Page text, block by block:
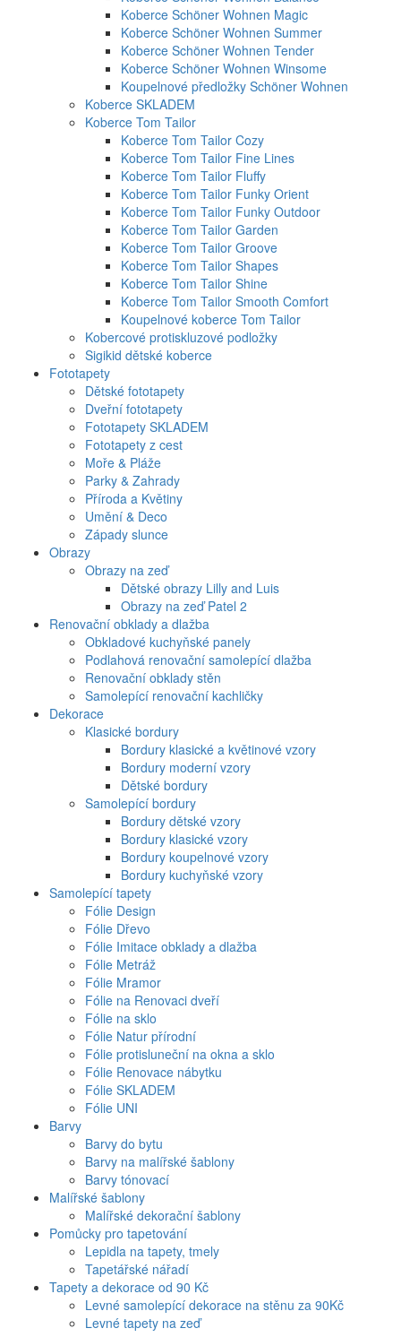
Koberce Schöner Wohnen Magic
Koberce Schöner Wohnen Summer
Koberce Schöner Wohnen Tender
Koberce Schöner Wohnen Winsome
Koupelnové předložky Schöner Wohnen
Koberce SKLADEM
Koberce Tom Tailor
Koberce Tom Tailor Cozy
Koberce Tom Tailor Fine Lines
Koberce Tom Tailor Fluffy
Koberce Tom Tailor Funky Orient
Koberce Tom Tailor Funky Outdoor
Koberce Tom Tailor Garden
Koberce Tom Tailor Groove
Koberce Tom Tailor Shapes
Koberce Tom Tailor Shine
Koberce Tom Tailor Smooth Comfort
Koupelnové koberce Tom Tailor
Kobercové protiskluzové podložky
Sigikid dětské koberce
Fototapety
Dětské fototapety
Dveřní fototapety
Fototapety SKLADEM
Fototapety z cest
Moře & Pláže
Parky & Zahrady
Příroda a Květiny
Umění & Deco
Západy slunce
Obrazy
Obrazy na zeď
Dětské obrazy Lilly and Luis
Obrazy na zeď Patel 2
Renovační obklady a dlažba
Obkladové kuchyňské panely
Podlahová renovační samolepící dlažba
Renovační obklady stěn
Samolepící renovační kachličky
Dekorace
Klasické bordury
Bordury klasické a květinové vzory
Bordury moderní vzory
Dětské bordury
Samolepící bordury
Bordury dětské vzory
Bordury klasické vzory
Bordury koupelnové vzory
Bordury kuchyňské vzory
Samolepící tapety
Fólie Design
Fólie Dřevo
Fólie Imitace obklady a dlažba
Fólie Metráž
Fólie Mramor
Fólie na Renovaci dveří
Fólie na sklo
Fólie Natur přírodní
Fólie protisluneční na okna a sklo
Fólie Renovace nábytku
Fólie SKLADEM
Fólie UNI
Barvy
Barvy do bytu
Barvy na malířské šablony
Barvy tónovací
Malířské šablony
Malířské dekorační šablony
Pomůcky pro tapetování
Lepidla na tapety, tmely
Tapetářské nářadí
Tapety a dekorace od 90 Kč
Levné samolepící dekorace na stěnu za 90Kč
Levné tapety na zeď